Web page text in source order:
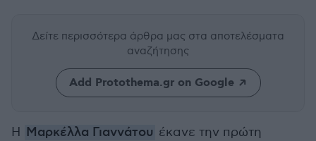
Δείτε περισσότερα άρθρα μας στα αποτελέσματα
αναζήτησης
Add Protothema.gr on Google
Η Μαρκέλλα Γιαννάτου έκανε την πρώτη